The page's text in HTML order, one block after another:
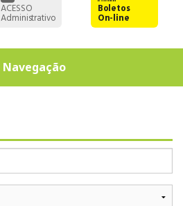
ACESSO
Administrativo
Boletos
On-line
Navegação